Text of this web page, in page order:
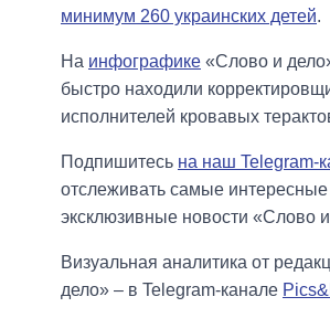
минимум 260 украинских детей.
На инфографике «Слово и
быстро находили
исполнителей кровавых
Подпишитесь на наш Telegram-
отслеживать самые интересные
эксклюзивные новости «Слово
Визуальная аналитика от
дело» – в Telegram-канале